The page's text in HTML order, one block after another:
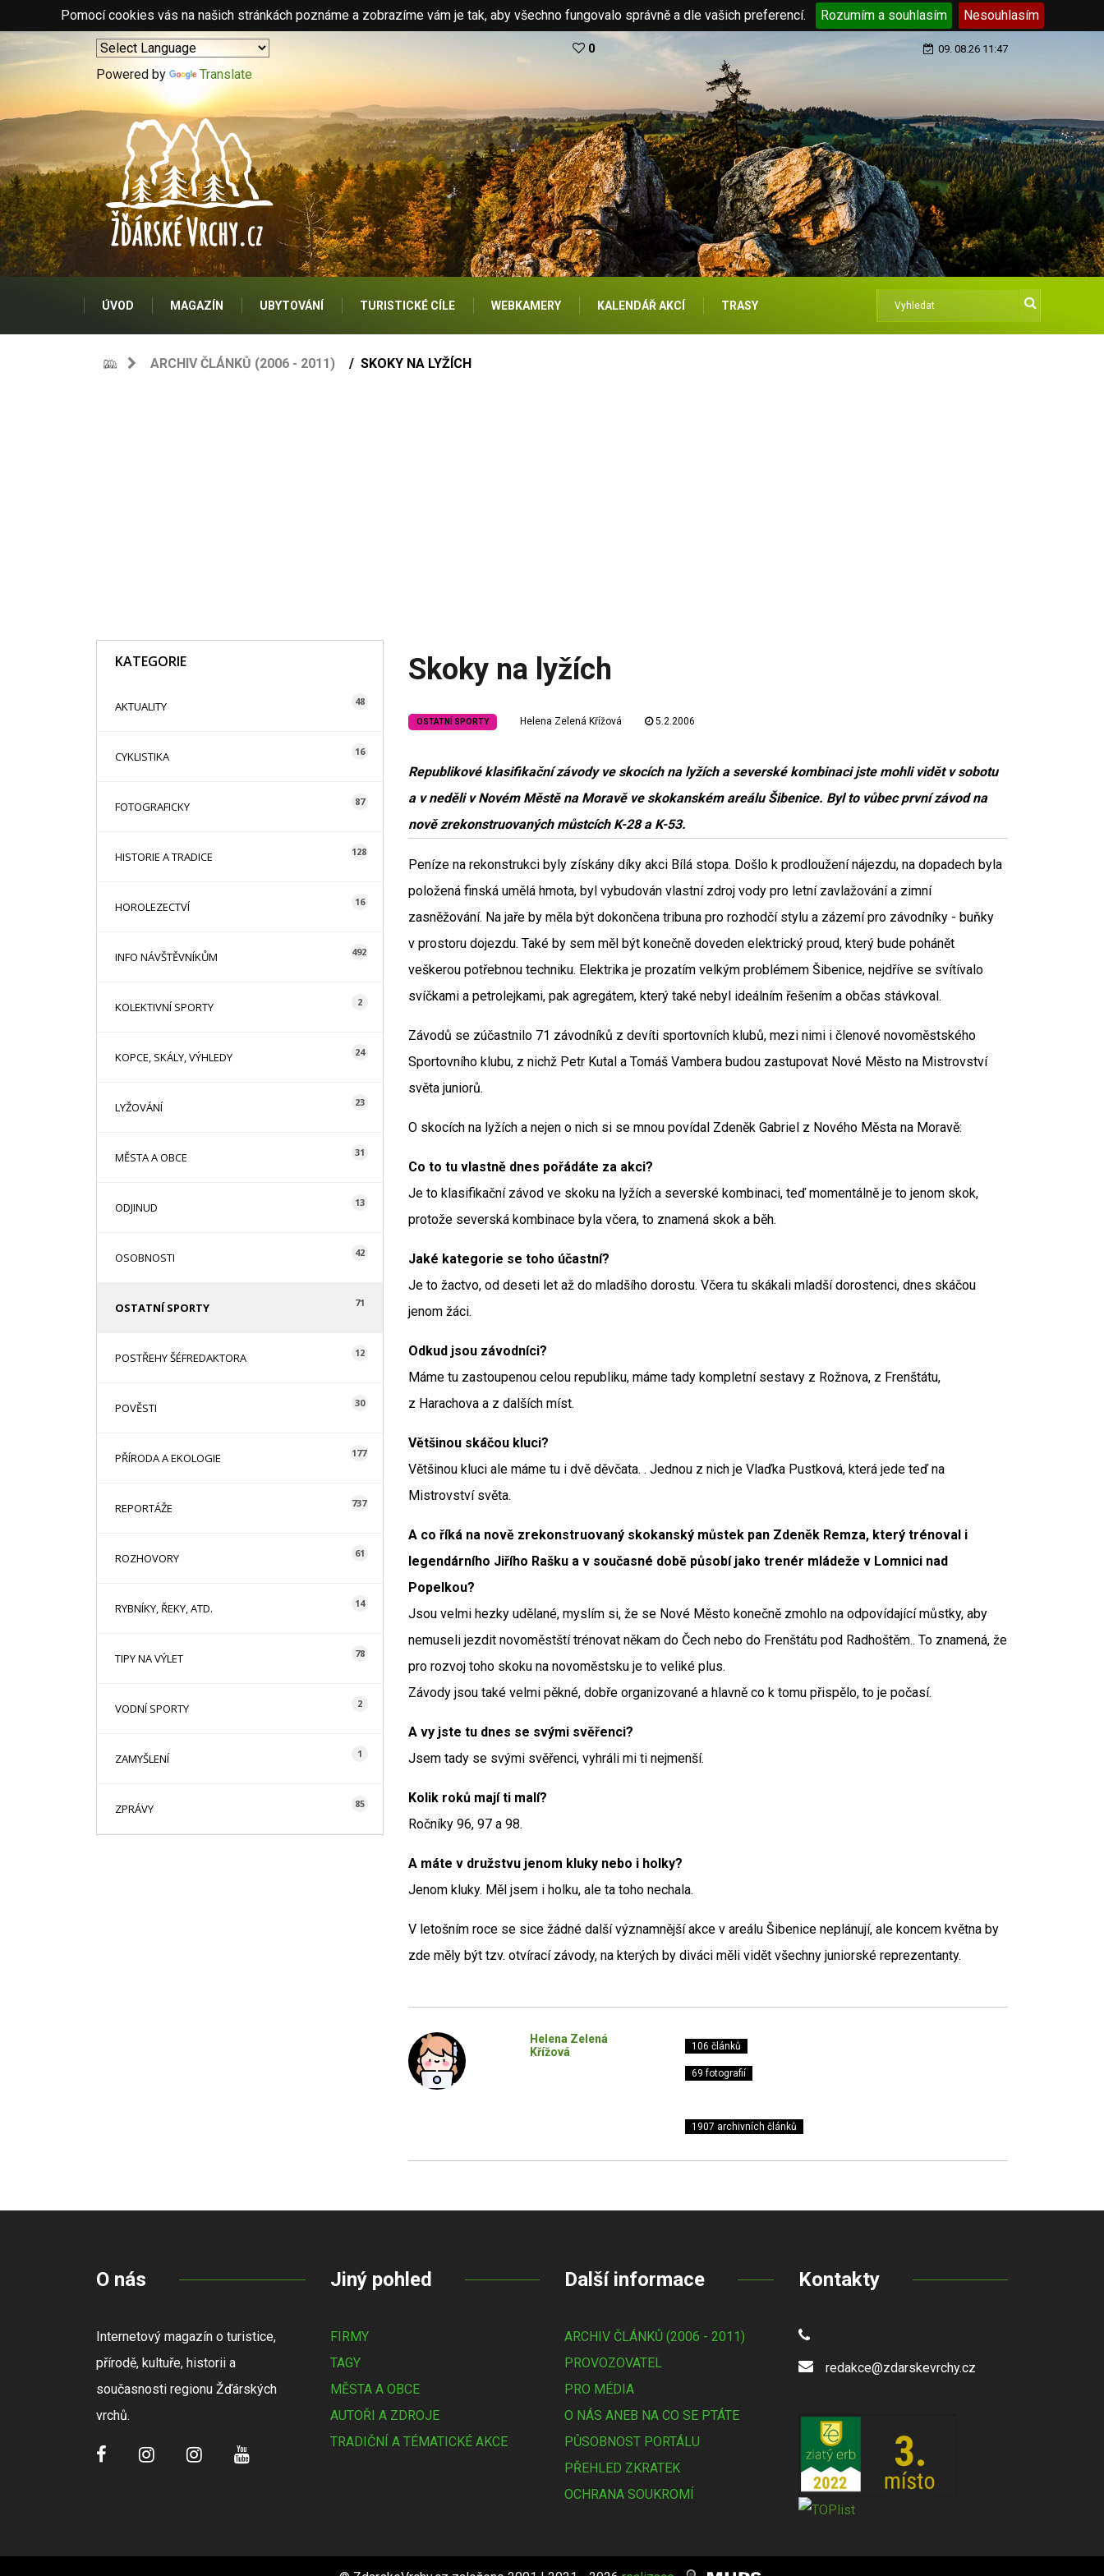
Pomocí cookies vás na našich stránkách poznáme a zobrazíme vám je tak, aby všechno fungovalo správně a dle vašich preferencí. Rozumím a souhlasím Nesouhlasím
Powered by Translate
0 09. 08.26 11:47
ÚVOD MAGAZÍN UBYTOVÁNÍ TURISTICKÉ CÍLE WEBKAMERY KALENDÁŘ AKCÍ TRASY
ARCHIV ČLÁNKŮ (2006 - 2011) SKOKY NA LYŽÍCH
KATEGORIE
AKTUALITY 48
CYKLISTIKA 16
FOTOGRAFICKY 87
HISTORIE A TRADICE 128
HOROLEZECTVÍ 16
INFO NÁVŠTĚVNÍKŮM 492
KOLEKTIVNÍ SPORTY 2
KOPCE, SKÁLY, VÝHLEDY 24
LYŽOVÁNÍ 23
MĚSTA A OBCE 31
ODJINUD 13
OSOBNOSTI 42
OSTATNÍ SPORTY 71
POSTŘEHY ŠÉFREDAKTORA 12
POVĚSTI 30
PŘÍRODA A EKOLOGIE 177
REPORTÁŽE 737
ROZHOVORY 61
RYBNÍKY, ŘEKY, ATD. 14
TIPY NA VÝLET 78
VODNÍ SPORTY 2
ZAMYŠLENÍ 1
ZPRÁVY 85
Skoky na lyžích
OSTATNÍ SPORTY Helena Zelená Křížová 5.2.2006
Republikové klasifikační závody ve skocích na lyžích a severské kombinaci jste mohli vidět v sobotu
a v neděli v Novém Městě na Moravě ve skokanském areálu Šibenice. Byl to vůbec první závod na
nově zrekonstruovaných můstcích K-28 a K-53.
Peníze na rekonstrukci byly získány díky akci Bílá stopa. Došlo k prodloužení nájezdu, na dopadech byla
položená finská umělá hmota, byl vybudován vlastní zdroj vody pro letní zavlažování a zimní
zasněžování. Na jaře by měla být dokončena tribuna pro rozhodčí stylu a zázemí pro závodníky - buňky
v prostoru dojezdu. Také by sem měl být konečně doveden elektrický proud, který bude pohánět
veškerou potřebnou techniku. Elektrika je prozatím velkým problémem Šibenice, nejdříve se svítívalo
svíčkami a petrolejkami, pak agregátem, který také nebyl ideálním řešením a občas stávkoval.
Závodů se zúčastnilo 71 závodníků z devíti sportovních klubů, mezi nimi i členové novoměstského
Sportovního klubu, z nichž Petr Kutal a Tomáš Vambera budou zastupovat Nové Město na Mistrovství
světa juniorů.
O skocích na lyžích a nejen o nich si se mnou povídal Zdeněk Gabriel z Nového Města na Moravě:
Co to tu vlastně dnes pořádáte za akci?
Je to klasifikační závod ve skoku na lyžích a severské kombinaci, teď momentálně je to jenom skok,
protože severská kombinace byla včera, to znamená skok a běh.
Jaké kategorie se toho účastní?
Je to žactvo, od deseti let až do mladšího dorostu. Včera tu skákali mladší dorostenci, dnes skáčou
jenom žáci.
Odkud jsou závodníci?
Máme tu zastoupenou celou republiku, máme tady kompletní sestavy z Rožnova, z Frenštátu,
z Harachova a z dalších míst.
Většinou skáčou kluci?
Většinou kluci ale máme tu i dvě děvčata. . Jednou z nich je Vlaďka Pustková, která jede teď na
Mistrovství světa.
A co říká na nově zrekonstruovaný skokanský můstek pan Zdeněk Remza, který trénoval i
legendárního Jiřího Rašku a v současné době působí jako trenér mládeže v Lomnici nad
Popelkou?
Jsou velmi hezky udělané, myslím si, že se Nové Město konečně zmohlo na odpovídající můstky, aby
nemuseli jezdit novoměstští trénovat někam do Čech nebo do Frenštátu pod Radhoštěm.. To znamená, že
pro rozvoj toho skoku na novoměstsku je to veliké plus.
Závody jsou také velmi pěkné, dobře organizované a hlavně co k tomu přispělo, to je počasí.
A vy jste tu dnes se svými svěřenci?
Jsem tady se svými svěřenci, vyhráli mi ti nejmenší.
Kolik roků mají ti malí?
Ročníky 96, 97 a 98.
A máte v družstvu jenom kluky nebo i holky?
Jenom kluky. Měl jsem i holku, ale ta toho nechala.
V letošním roce se sice žádné další významnější akce v areálu Šibenice neplánují, ale koncem května by
zde měly být tzv. otvírací závody, na kterých by diváci měli vidět všechny juniorské reprezentanty.
Helena Zelená
Křížová
106 článků
69 fotografií
1907 archivních článků
O nás
Internetový magazín o turistice,
přírodě, kultuře, historii a
současnosti regionu Žďárských
vrchů.
Jiný pohled
FIRMY
TAGY
MĚSTA A OBCE
AUTOŘI A ZDROJE
TRADIČNÍ A TÉMATICKÉ AKCE
Další informace
ARCHIV ČLÁNKŮ (2006 - 2011)
PROVOZOVATEL
PRO MÉDIA
O NÁS ANEB NA CO SE PTÁTE
PŮSOBNOST PORTÁLU
PŘEHLED ZKRATEK
OCHRANA SOUKROMÍ
Kontakty
redakce@zdarskevrchy.cz